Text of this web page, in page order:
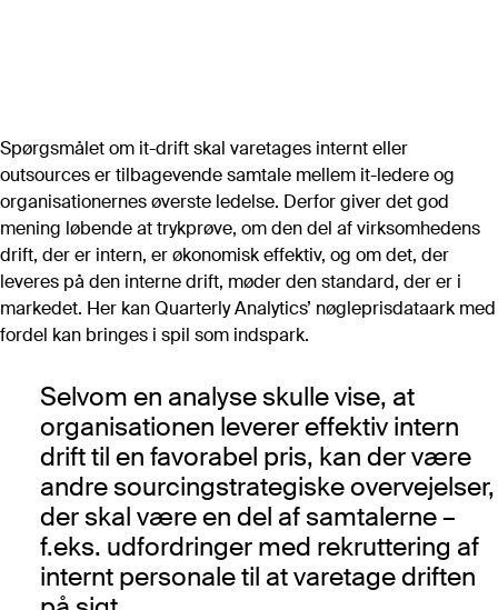
Public cloud IaaS – prissammenligning
Vurdering af bemandingsbehov i it-afdelingen
Vigtige software-kontraktvilkår
Se flere
Værktøjer
Vurdering af bemandingsbehov
Bilagspakke til D17
IT-kontoplan
IT-kompetencekortlægning
Template til forhandlingsstrategi
Dataark/aftaleark
It-omkostningsmodellen
Spørgsmålet om it-drift skal varetages internt eller
outsources er tilbagevende samtale mellem it-ledere og
organisationernes øverste ledelse. Derfor giver det god
mening løbende at trykprøve, om den del af virksomhedens
drift, der er intern, er økonomisk effektiv, og om det, der
leveres på den interne drift, møder den standard, der er i
markedet. Her kan Quarterly Analytics’ nøgleprisdataark med
fordel kan bringes i spil som indspark.
Selvom en analyse skulle vise, at
organisationen leverer effektiv intern
drift til en favorabel pris, kan der være
andre sourcingstrategiske overvejelser,
der skal være en del af samtalerne –
f.eks. udfordringer med rekruttering af
internt personale til at varetage driften